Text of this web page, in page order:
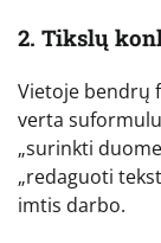
2. Tikslų
Vietoje bendrų
verta
„surinkti
„redaguoti
imtis darbo.